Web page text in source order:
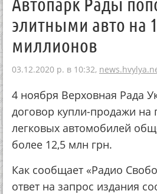
элитными авто на
миллионов
03.12.2020 р. в 10:32,
4 ноября Верховная Рада
договор купли-продажи на
легковых автомобилей
более 12,5 млн грн.
Как сообщает «Радио
ответ на запрос издания